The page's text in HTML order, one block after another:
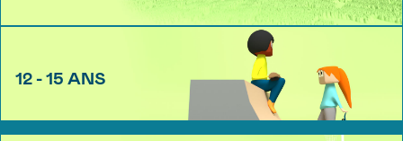
12 - 15 ANS